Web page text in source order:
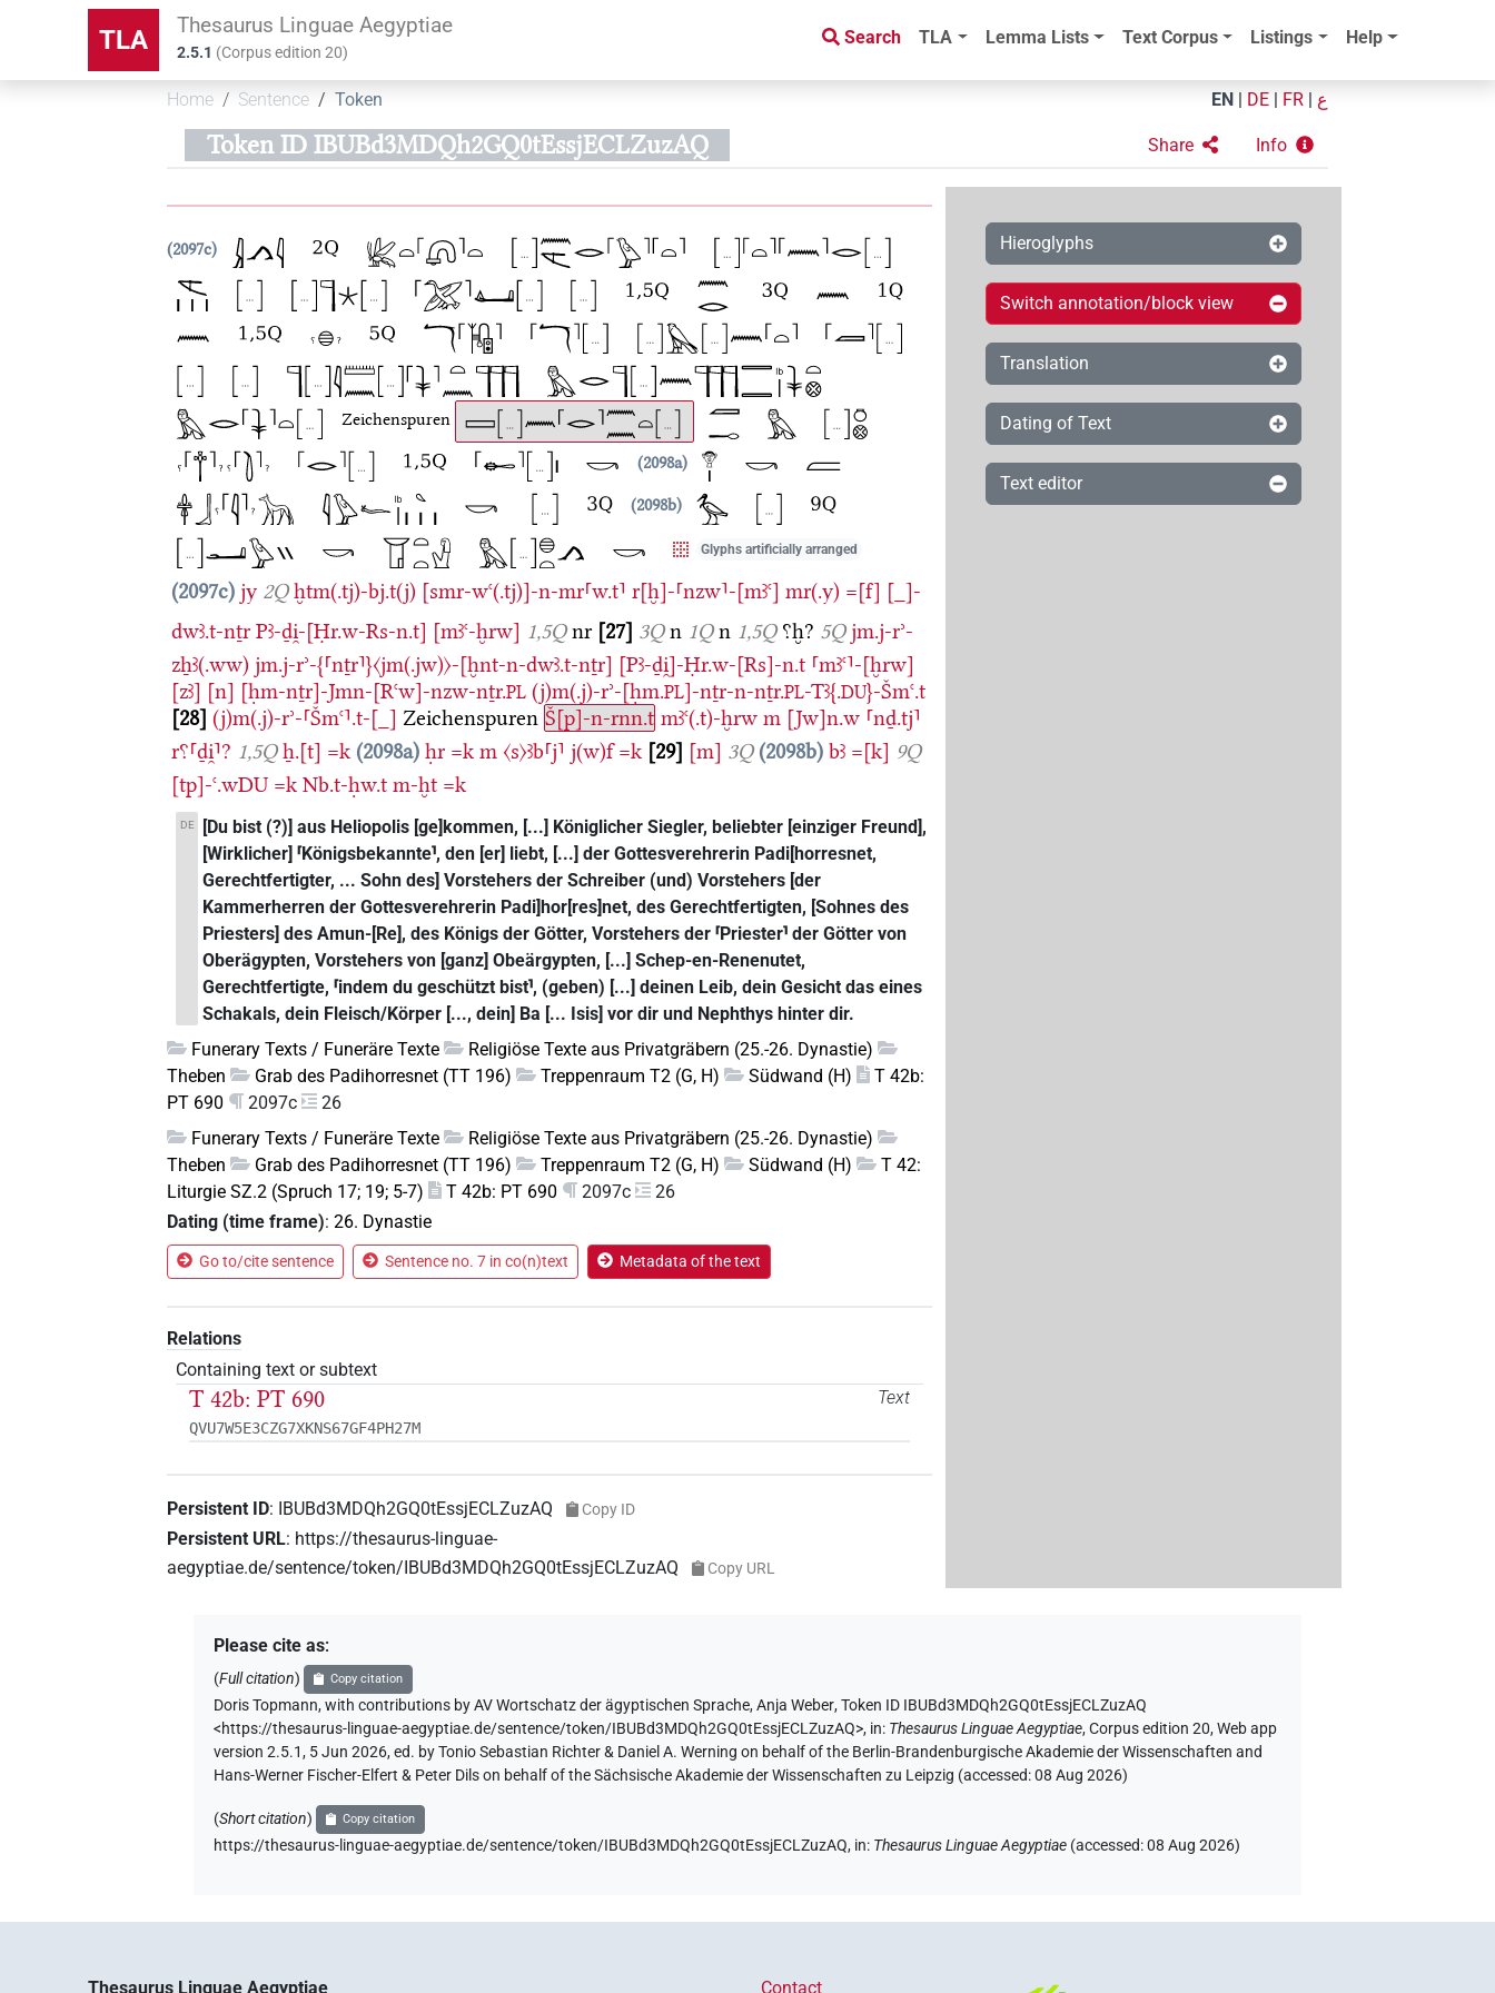
TLA Thesaurus Linguae Aegyptiae
2.5.1 (Corpus edition20)
Search TLA Lemma Lists Text Corpus Listings Help
Home Sentence Token EN DE FR ع
Token ID IBUBd3MDQh2GQ0tEssjECLZuzAQ Share Info
2097c
Zeichenspuren
2098a
2098b
Glyphs artificially arranged
2097c jy 2Q ḫtm(.tj)-bj.t(j) [smr-wꜥ(.tj)]-n-mr⸢w.t⸣ r[ḫ]-⸢nzw⸣-[mꜣꜥ] mr(.y) =[f] [_]-
dwꜣ.t-nṯr Pꜣ-ḏi̯-[Ḥr.w-Rs-n.t] [mꜣꜥ-ḫrw] 1,5Q nr 27 3Q n 1Q n 1,5Q ⸮ḫ? 5Q jm.j-rʾ-
zẖꜣ(.ww) jm.j-rʾ-{⸢nṯr⸣}〈jm(.jw)〉-[ḫnt-n-dwꜣ.t-nṯr] [Pꜣ-ḏi̯]-Ḥr.w-[Rs]-n.t ⸢mꜣꜥ⸣-[ḫrw]
[zꜣ] [n] [ḥm-nṯr]-Jmn-[Rꜥw]-nzw-nṯr.PL (j)m(.j)-rʾ-[ḥm.PL]-nṯr-n-nṯr.PL-Tꜣ{.DU}-Šmꜥ.t
28 (j)m(.j)-rʾ-⸢Šmꜥ⸣.t-[_] Zeichenspuren Š[p]-n-rnn.t mꜣꜥ(.t)-ḫrw m [Jw]n.w ⸢nḏ.tj⸣
r⸮⸢ḏi̯⸣? 1,5Q ẖ.[t] =k 2098a ḥr =k m 〈s〉ꜣb⸢j⸣ j(w)f =k 29 [m] 3Q 2098b bꜣ =[k] 9Q
[tp]-ꜥ.wDU =k Nb.t-ḥw.t m-ḫt =k
DE
[Du bist (?)] aus Heliopolis [ge]kommen, [...] Königlicher Siegler, beliebter [einziger Freund],
[Wirklicher] ⸢Königsbekannte⸣, den [er] liebt, [...] der Gottesverehrerin Padi[horresnet,
Gerechtfertigter, ... Sohn des] Vorstehers der Schreiber (und) Vorstehers [der
Kammerherren der Gottesverehrerin Padi]hor[res]net, des Gerechtfertigten, [Sohnes des
Priesters] des Amun-[Re], des Königs der Götter, Vorstehers der ⸢Priester⸣ der Götter von
Oberägypten, Vorstehers von [ganz] Obeärgypten, [...] Schep-en-Renenutet,
Gerechtfertigte, ⸢indem du geschützt bist⸣, (geben) [...] deinen Leib, dein Gesicht das eines
Schakals, dein Fleisch/Körper [..., dein] Ba [... Isis] vor dir und Nephthys hinter dir.
Funerary Texts / Funeräre Texte
Religiöse Texte aus Privatgräbern (25.-26. Dynastie)
Theben
Grab des Padihorresnet (TT 196) Treppenraum T2 (G, H) Südwand (H)
T 42b:
PT 690
2097c
26
Funerary Texts / Funeräre Texte
Religiöse Texte aus Privatgräbern (25.-26. Dynastie)
Theben
Grab des Padihorresnet (TT 196) Treppenraum T2 (G, H) Südwand (H)
T 42:
Liturgie SZ.2 (Spruch 17; 19; 5-7)
T 42b: PT 690 2097c
26
Dating (time frame):26. Dynastie
Go to/cite sentence Sentence no. 7 in co(n)text Metadata of the text
Relations
Containing text or subtext
Text
T 42b: PT 690
QVU7W5E3CZG7XKNS67GF4PH27M
Persistent ID: IBUBd3MDQh2GQ0tEssjECLZuzAQ Copy ID
Persistent URL: https://thesaurus-linguae-
aegyptiae.de/sentence/token/IBUBd3MDQh2GQ0tEssjECLZuzAQ
Copy URL
Hieroglyphs
Switch annotation/block view
Translation
Dating of Text
Text editor
Please cite as:
(Full citation) Copy citation
Doris Topmann,with contributions by AV Wortschatz der ägyptischen Sprache,Anja Weber,Token ID IBUBd3MDQh2GQ0tEssjECLZuzAQ
<https://thesaurus-linguae-aegyptiae.de/sentence/token/IBUBd3MDQh2GQ0tEssjECLZuzAQ>, in: Thesaurus Linguae Aegyptiae,Corpus edition 20, Web app
version 2.5.1, 5 Jun 2026, ed. by Tonio Sebastian Richter & Daniel A. Werning on behalf of the Berlin-Brandenburgische Akademie der Wissenschaften and
Hans-Werner Fischer-Elfert & Peter Dils on behalf of the Sächsische Akademie der Wissenschaften zu Leipzig (accessed:08 Aug 2026)
(Short citation) Copy citation
https://thesaurus-linguae-aegyptiae.de/sentence/token/IBUBd3MDQh2GQ0tEssjECLZuzAQ, in: Thesaurus Linguae Aegyptiae (accessed:08 Aug 2026)
Thesaurus Linguae Aegyptiae Contact